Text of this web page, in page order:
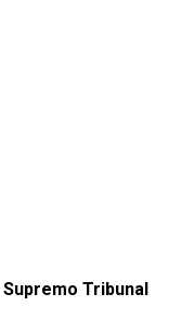
Tribunal